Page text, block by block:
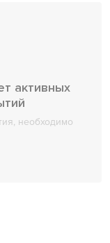
активных
необходимо